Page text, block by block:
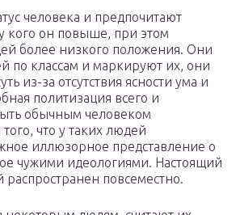
человека и предпочитают
кого он повыше, при этом
более низкого положения. Они
по классам и маркируют их, они
из-за отсутствия ясности ума и
политизация всего и
обычным человеком
что у таких людей
иллюзорное представление о
чужими идеологиями. Настоящий
распространен повсеместно.